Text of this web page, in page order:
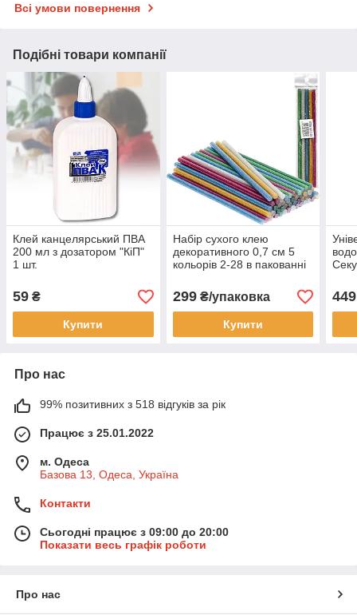
Всі умови повернення
Подібні товари компанії
Клей канцелярський ПВА
200 мл з дозатором "КіП"
1 шт.
59 ₴
Купити
Набір сухого клею
декоративного 0,7 см 5
кольорів 2-28 в пакованні
299₴/упаковка
Купити
449
Про нас
99% позитивних з 518 відгуків за рік
Працює з 25.01.2022
м. Одеса
Базова 13, Одеса, Україна
Контакти
Сьогодні працює з 09:00 до 20:00
Показати весь графік роботи
Про нас